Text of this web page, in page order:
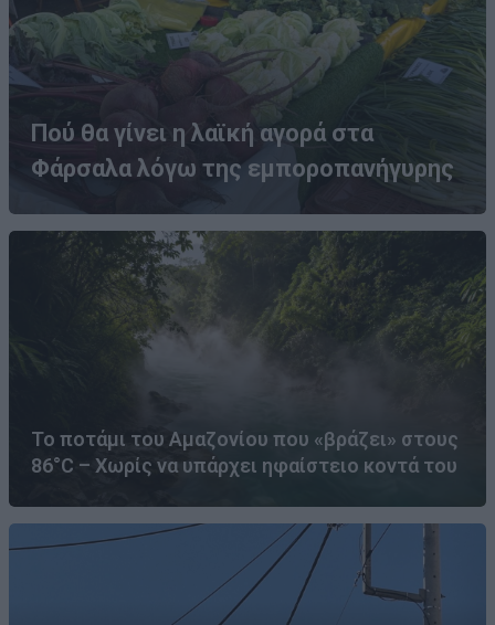
Πού θα γίνει η λαϊκή αγορά στα
Φάρσαλα λόγω της εμποροπανήγυρης
Το ποτάμι του Αμαζονίου που «βράζει» στους
86°C – Χωρίς να υπάρχει ηφαίστειο κοντά του